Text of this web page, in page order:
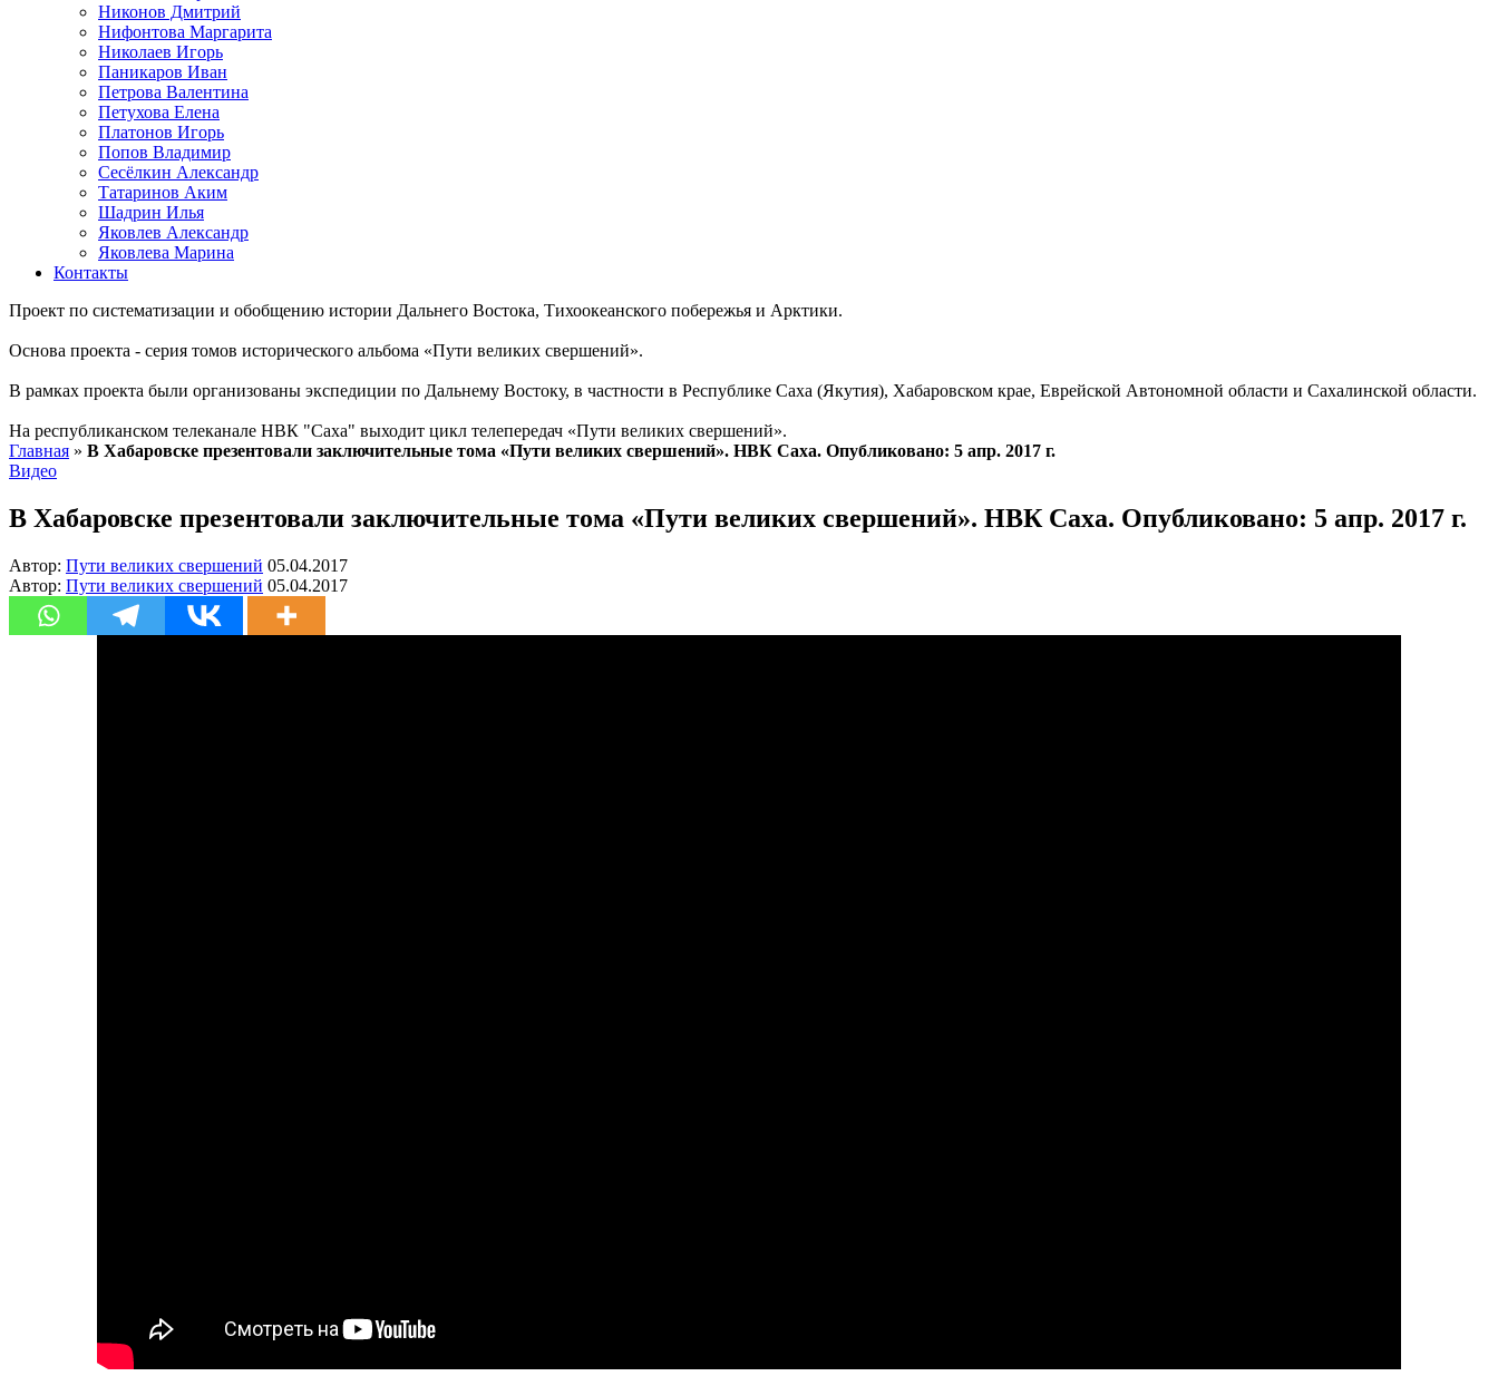
Никонов Дмитрий
Нифонтова Маргарита
Николаев Игорь
Паникаров Иван
Петрова Валентина
Петухова Елена
Платонов Игорь
Попов Владимир
Сесёлкин Александр
Татаринов Аким
Шадрин Илья
Яковлев Александр
Яковлева Марина
Контакты
Проект по систематизации и обобщению истории Дальнего Востока, Тихоокеанского побережья и Арктики.
Основа проекта - серия томов исторического альбома «Пути великих свершений».
В рамках проекта были организованы экспедиции по Дальнему Востоку, в частности в Республике Саха (Якутия), Хабаровском крае, Еврейской Автономной области и Сахалинской области.
На республиканском телеканале НВК "Саха" выходит цикл телепередач «Пути великих свершений».
Главная » В Хабаровске презентовали заключительные тома «Пути великих свершений». НВК Саха. Опубликовано: 5 апр. 2017 г.
Видео
В Хабаровске презентовали заключительные тома «Пути великих свершений». НВК Саха. Опубликовано: 5 апр. 2017 г.
Автор: Пути великих свершений 05.04.2017
Автор: Пути великих свершений 05.04.2017